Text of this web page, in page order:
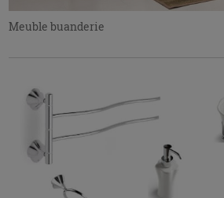
Meuble buanderie